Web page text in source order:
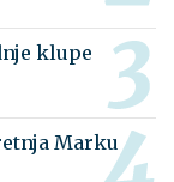
klupe
Marku